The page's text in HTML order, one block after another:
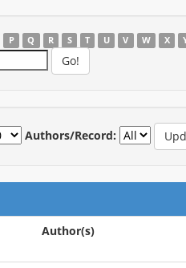
P Q R S T U V W X
Authors/Record:
Author(s)